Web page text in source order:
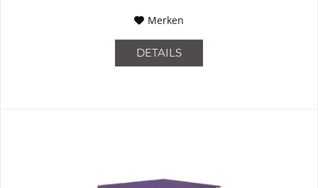
Merken
DETAILS